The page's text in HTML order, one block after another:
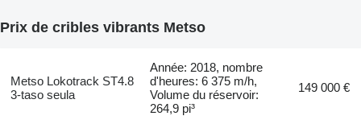
Prix de cribles vibrants Metso
Metso Lokotrack ST4.8
3-taso seula
Année: 2018, nombre
d'heures: 6 375 m/h,
Volume du réservoir:
264,9 pi³
149 000 €